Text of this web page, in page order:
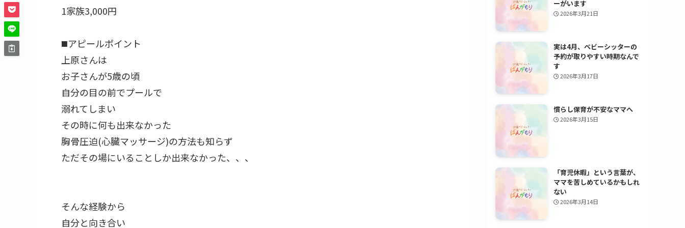
⁡1家族3,000円⁡
⁡◼️アピールポイント
上原さんは⁡
お子さんが5歳の頃⁡
自分の目の前でプールで⁡
溺れてしまい⁡
その時に何も出来なかった⁡
胸骨圧迫(心臓マッサージ)の方法も知らず⁡
ただその場にいることしか出来なかった、、、⁡
そんな経験から⁡
自分と向き合い⁡
ーがいます
2026年3月21日
実は4月、ベビーシッターの
予約が取りやすい時期なんで
す
2026年3月17日
慣らし保育が不安なママへ
2026年3月15日
「育児休暇」という言葉が、
ママを苦しめているかもしれ
ない
2026年3月14日